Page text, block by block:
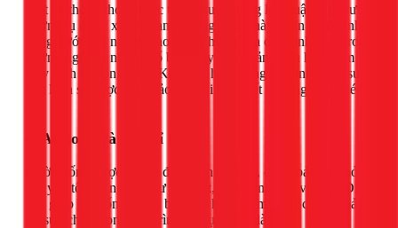
Một hệ thống thoát nước thông suốt, đúng kỹ thuật giúp nước
ngưng tụ được xả đi nhanh chóng. Điều này ngăn ngừa tình
trạng nước dội ngược vào máng hứng của dàn lạnh, một trong
những nguyên nhân phổ biến gây ra lỗi cảm biến hoặc làm
máy lạnh tự động ngắt. Khi máy hoạt động ổn định, hiệu suất
làm lạnh sẽ được đảm bảo và tuổi thọ thiết bị cũng được kéo
4. An toàn và bền bỉ hơn
Đường ống được đặt cố định trong tường, được bảo vệ khỏi
các yếu tố bên ngoài như thời tiết, côn trùng hay va đập. Điều
này giúp hệ thống có độ bền cao hơn, giảm thiểu chi phí bảo
trì, sửa chữa trong quá trình sử dụng lâu dài.